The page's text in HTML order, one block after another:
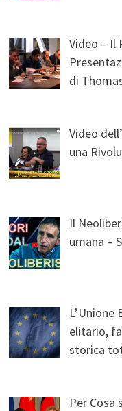
Video – Il
di
Video
una
Il
umana –
elitario,
storica
Per Cosa